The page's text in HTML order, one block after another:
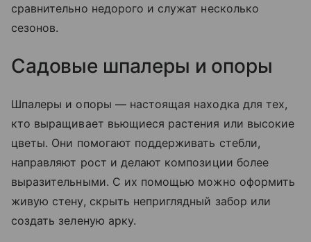
сравнительно недорого и служат несколько
сезонов.
Садовые шпалеры и опоры
Шпалеры и опоры — настоящая находка для тех,
кто выращивает вьющиеся растения или высокие
цветы. Они помогают поддерживать стебли,
направляют рост и делают композиции более
выразительными. С их помощью можно оформить
живую стену, скрыть неприглядный забор или
создать зеленую арку.